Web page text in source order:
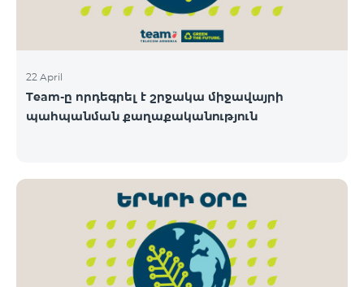
22 April
Team-ը որդեգրել է շրջակա միջավայրի
պահպանման քաղաքականություն